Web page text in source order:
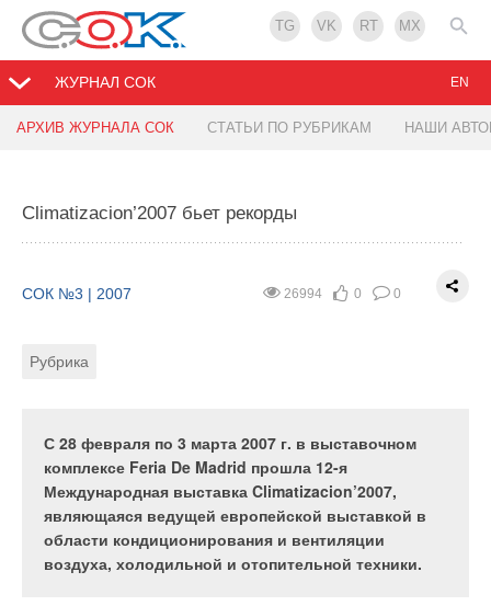
TG VK RT MX
ЖУРНАЛ СОК
АРХИВ ЖУРНАЛА СОК СТАТЬИ ПО РУБРИКАМ НАШИ
EN
Climatizacion’2007 бьет рекорды
26994 0 0
СОК №3 | 2007
Рубрика
С 28 февраля по 3 марта 2007 г. в выставочном
комплексе Feria De Madrid прошла 12-я
Международная выставка Climatizacion’2007,
являющаяся ведущей европейской выставкой в
области кондиционирования и вентиляции
воздуха, холодильной и отопительной техники.
33418 0 0
СОК №3 | 2007
и сократить расходы топливных энергоресурсов
при обслуживании зданий, представили
производители санитарно-технического,
отопительного, вентиляционного и
кондиционерного оборудования на выставке ISH-
2007 (International Sanitary & Heating ’2007),
35024 0 0
СОК №3 | 2007
систем нового поколения не ограничиваются
только охлаждением и обогревом воздуха. Они
способны выполнить целый комплекс работ для
создания благоприятного микроклимата:
вентилировать, очищать, ионизировать и
дезодорировать воздух в помещении. Перечень